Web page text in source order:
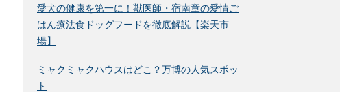
愛犬の健康を第一に！獣医師・宿南章の愛情ご
はん療法食ドッグフードを徹底解説【楽天市
場】
ミャクミャクハウスはどこ？万博の人気スポッ
ト